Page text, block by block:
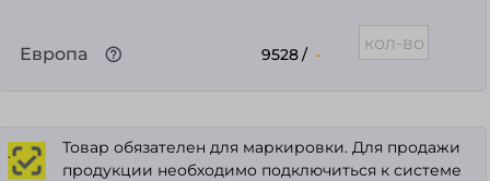
Европа 9528/ -
.
Товар обязателен для маркировки. Для продажи
продукции необходимо подключиться к системе